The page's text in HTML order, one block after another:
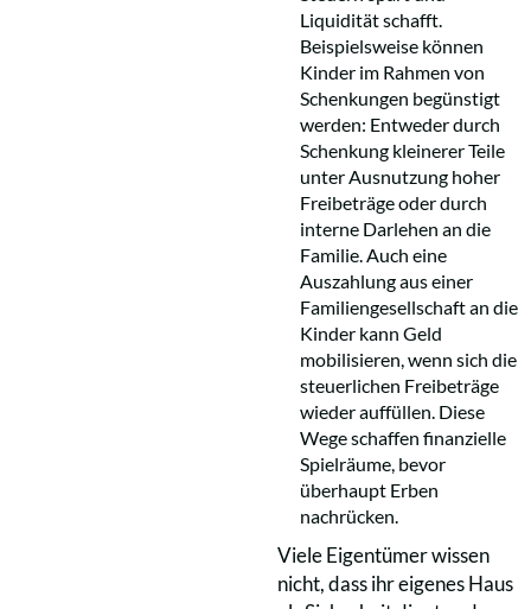
Liquidität schafft.
Beispielsweise können
Kinder im Rahmen von
Schenkungen begünstigt
werden: Entweder durch
Schenkung kleinerer Teile
unter Ausnutzung hoher
Freibeträge oder durch
interne Darlehen an die
Familie. Auch eine
Auszahlung aus einer
Familiengesellschaft an die
Kinder kann Geld
mobilisieren, wenn sich die
steuerlichen Freibeträge
wieder auffüllen. Diese
Wege schaffen finanzielle
Spielräume, bevor
überhaupt Erben
nachrücken.
Viele Eigentümer wissen
nicht, dass ihr eigenes Haus